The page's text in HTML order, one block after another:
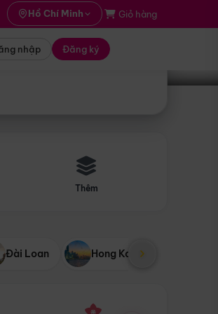
Hồ Chí Minh Giỏ hàng
nhập Đăng ký
Tìm tour
Thêm
Đài Loan Hong Kong